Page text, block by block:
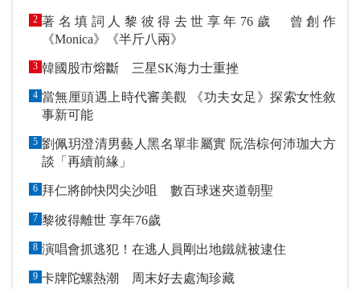
2 著名填詞人黎彼得去世享年76歲 曾創作
《Monica》《半斤八兩》
3 韓國股市熔斷 三星SK海力士重挫
4 當無厘頭遇上時代審美觀 《功夫女足》探索女性敘
事新可能
5 劉佩玥澄清男藝人黑名單非屬實 阮浩棕何沛珈大方
談「再續前緣」
6 拜仁將帥快閃尖沙咀 數百球迷夾道朝聖
7 黎彼得離世 享年76歲
8 演唱會抓逃犯！在逃人員剛出地鐵就被逮住
9 卡牌陀螺熱潮 周末好去處淘珍藏